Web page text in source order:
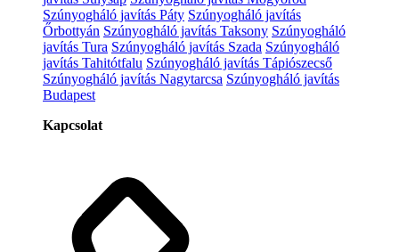
Szúnyogháló javítás Páty Szúnyogháló javítás
Őrbottyán Szúnyogháló javítás Taksony Szúnyogháló
javítás Tura Szúnyogháló javítás Szada Szúnyogháló
javítás Tahitótfalu Szúnyogháló javítás Tápiószecső
Szúnyogháló javítás Nagytarcsa Szúnyogháló javítás
Budapest
Kapcsolat